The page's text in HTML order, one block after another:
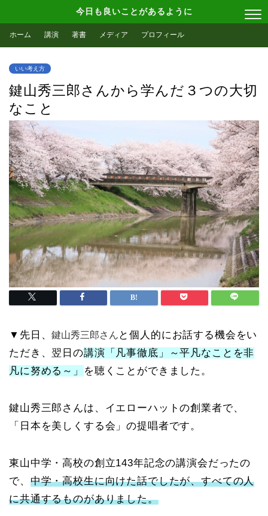
今日も良いことがあるように
ホーム 講演 著書 メディア プロフィール
いい考え方
鍵山秀三郎さんから学んだ３つの大切
なこと
▼先日、鍵山秀三郎さん と個人的にお話する機会をい
ただき、翌日の講演「凡事徹底」～平凡なことを非
凡に努める～」
を聴くことができました。
鍵山秀三郎さんは、イエローハットの創業者で、
「日本を美しくする会」の提唱者です。
東山中学・高校の創立143年記念の講演会だったの
で、 中学・高校生に向けた話でしたが、すべての人
に共通するものがありました。